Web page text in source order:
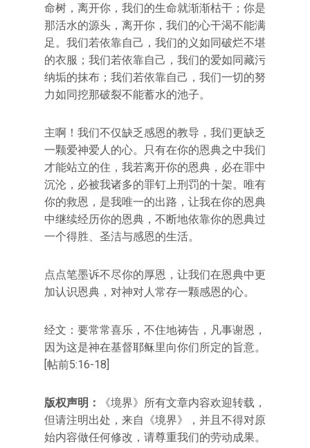
命树，离开你，我们的生命就渐渐枯干；你是
那活水的源头，离开你，我们的心干渴不能满
足。我们若依靠自己，我们的义如同破烂不堪
的衣服；我们若依靠自己，我们的爱如同藏污
纳垢的抹布；我们若依靠自己，我们一切的努
力如同挖那破裂不能蓄水的池子。
主啊！我们不仅缺乏感恩的教导，我们更缺乏
一颗爱神爱人的心。只有在你的恩典之中我们
才能站立的住，我若离开你的恩典，必在罪中
沉沦，必被我诸多的罪钉上刑罚的十架。唯有
你的救恩，是我唯一的出路，让我在你的恩典
中继续经历你的恩典，不断地依靠你的恩典过
一个得胜、圣洁与感恩的生活。
点点笔墨诉不尽你的厚恩，让我们在恩典中更
加认识恩典，对神对人常存一颗感恩的心。
经文：要常常喜乐，不住地祷告，凡事谢恩，
因为这是神在基督耶稣里向你们所定的旨意。
[帖前5:16-18]
版权声明：
《境界》所有文章内容欢迎转载，
但请注明出处，来自《境界》，并且不得对原
始内容做任何修改，请尊重我们的劳动成果。